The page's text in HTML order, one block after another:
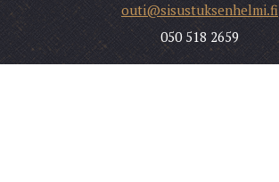
outi@sisustuksenhelmi.fi
050 518 2659